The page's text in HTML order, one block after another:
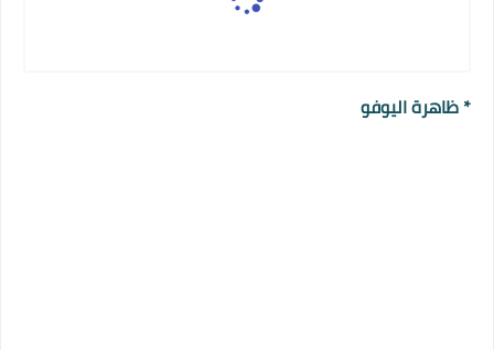
* ظاهرة اليوفو